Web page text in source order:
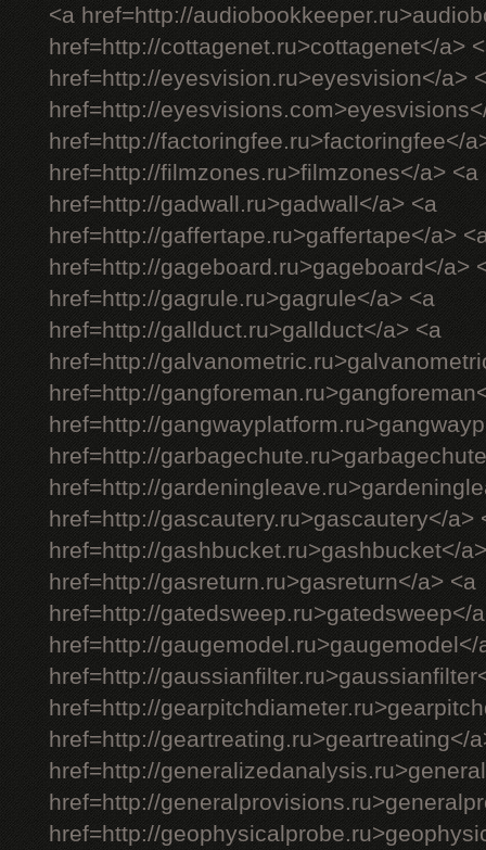
<a href=http://
href=http://cottagenet.ru>cottagenet</a>
href=http://eyesvision.ru>eyesvision</a>
href=http://
href=http://factoringfee.ru>factoringfee</
href=http://filmzones.ru>filmzones</a> <a
href=http://gadwall.ru>gadwall</a> <a
href=http://gaffertape.ru>gaffertape</a>
href=http://gageboard.ru>gageboard</a>
href=http://gagrule.ru>gagrule</a> <a
href=http://gallduct.ru>gallduct</a> <a
href=http://
href=http://
href=http://
href=http://
href=http://
href=http://gascautery.ru>gascautery</a>
href=http://gashbucket.ru>gashbucket</
href=http://gasreturn.ru>gasreturn</a> <a
href=http://gatedsweep.ru>gatedsweep</
href=http://gaugemodel.ru>gaugemodel</
href=http://
href=http://
href=http://geartreating.ru>geartreating</
href=http://
href=http://
href=http://